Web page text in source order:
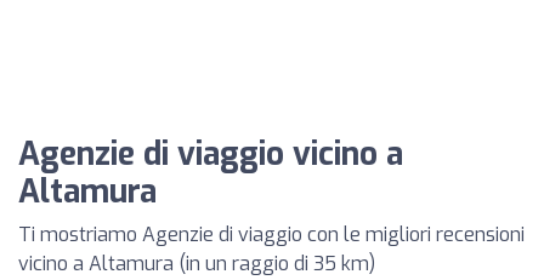
Agenzie di viaggio vicino a
Altamura
Ti mostriamo Agenzie di viaggio con le migliori recensioni
vicino a Altamura (in un raggio di 35 km)